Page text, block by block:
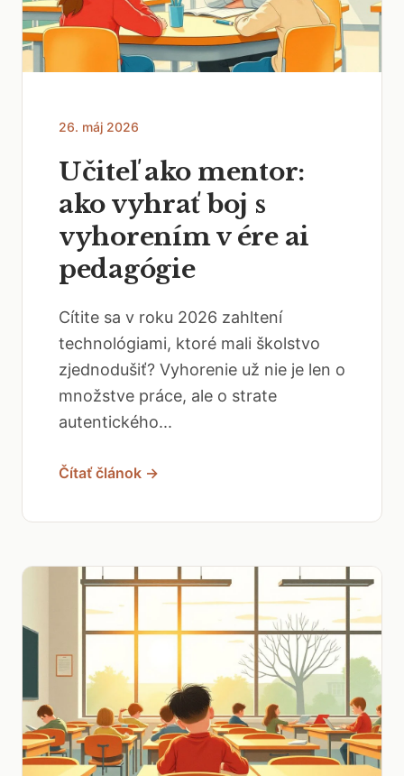
26. máj 2026
Učiteľ ako mentor:
ako vyhrať boj s
vyhorením v ére ai
pedagógie
Cítite sa v roku 2026 zahltení
technológiami, ktoré mali školstvo
zjednodušiť? Vyhorenie už nie je len o
množstve práce, ale o strate
autentického...
Čítať článok →